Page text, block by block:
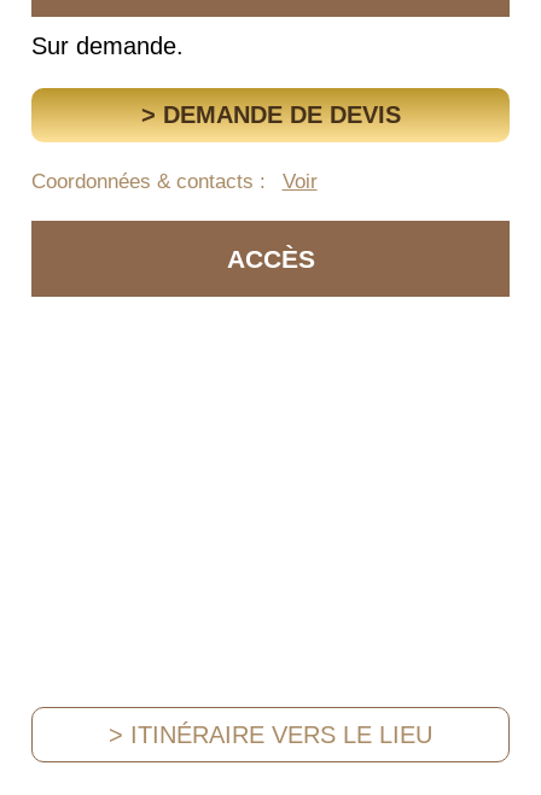
Sur demande.
> DEMANDE DE DEVIS
Coordonnées & contacts : Voir
ACCÈS
> ITINÉRAIRE VERS LE LIEU